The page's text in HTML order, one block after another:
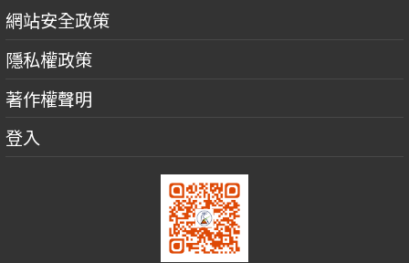
網站安全政策
隱私權政策
著作權聲明
登入